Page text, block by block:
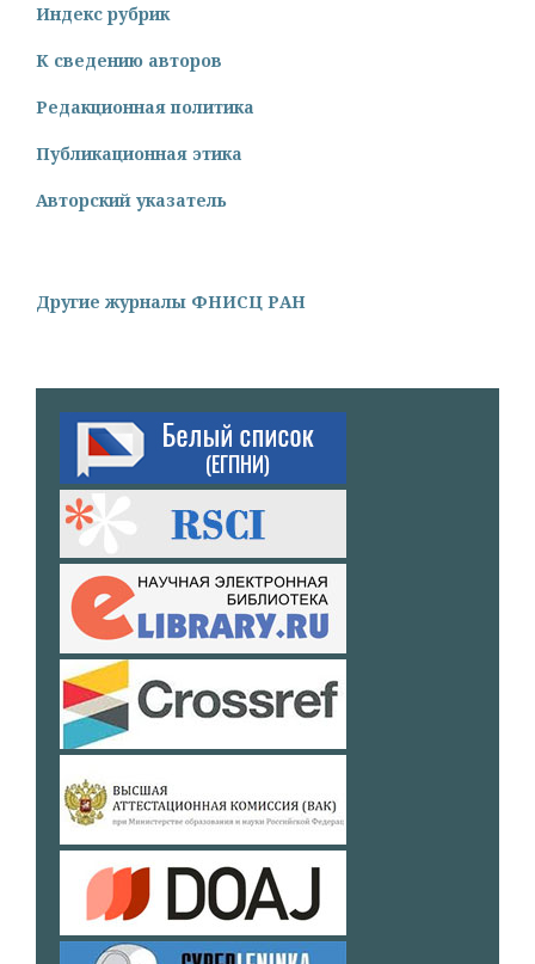
Индекс рубрик
К сведению авторов
Редакционная политика
Публикационная этика
Авторский указатель
Другие журналы ФНИСЦ РАН